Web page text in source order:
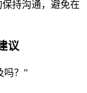
持沟通，避免在
议
吗？”